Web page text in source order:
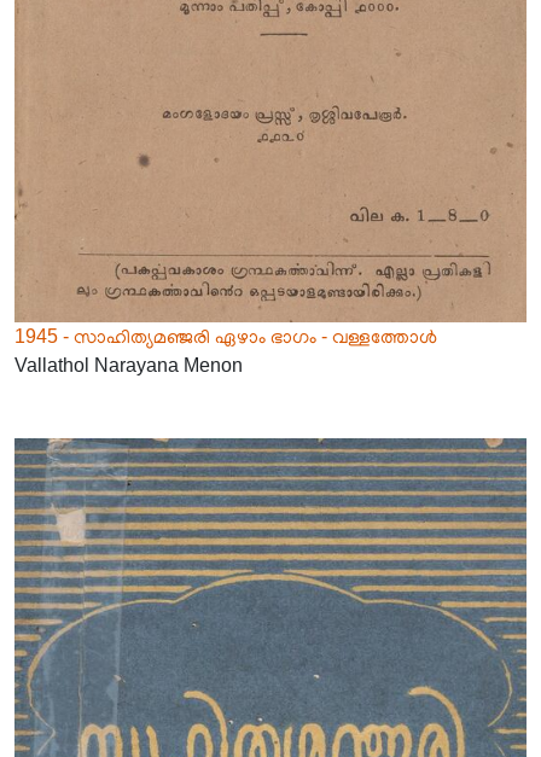
1945 - സാഹിത്യമഞ്ജരി ഏഴാം ഭാഗം - വള്ളത്തോൾ
Vallathol Narayana Menon